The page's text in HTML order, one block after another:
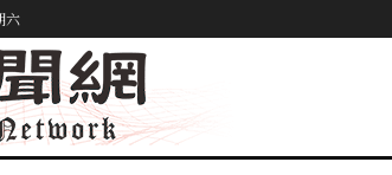
六